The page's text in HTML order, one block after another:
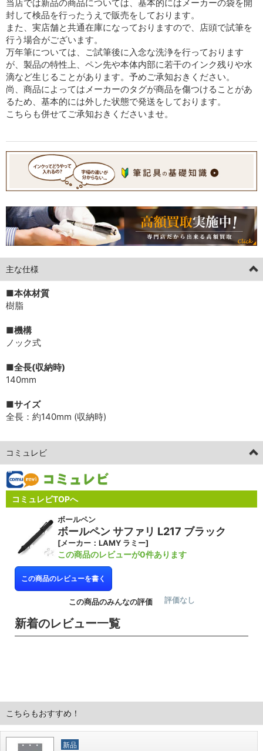
当店では新品の商品については、基本的にはメーカーの袋を開
封して検品を行ったうえで販売をしております。
また、実店舗と共通在庫になっておりますので、店頭で試筆を
行う場合がございます。
万年筆については、ご試筆後に入念な洗浄を行っております
が、製品の特性上、ペン先や本体内部に若干のインク残りや水
滴など生じることがあります。予めご承知おきください。
尚、商品によってはメーカーのタグが商品を傷つけることがあ
るため、基本的には外した状態で発送をしております。
こちらも併せてご承知おきくださいませ。
主な仕様
■本体材質
樹脂
■機構
ノック式
■全長(収納時)
140mm
■サイズ
全長：約140mm (収納時)
コミュレビ
コミュレビTOPへ
ボールペン
ボールペン サファリ L217 ブラック
[メーカー：LAMY ラミー]
この商品のレビューが0件あります
この商品のレビューを書く
この商品のみんなの評価 評価なし
新着のレビュー一覧
こちらもおすすめ！
新品